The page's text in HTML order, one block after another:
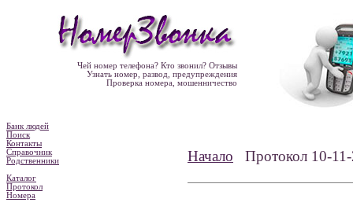
Чей номер телефона? Кто звонил? Отзывы
Узнать номер, развод, предупреждения
Проверка номера, мошенничество
Банк людей
Поиск
Контакты
Справочник
Родственники
Каталог
Протокол
Номера
Начало Протокол 10-